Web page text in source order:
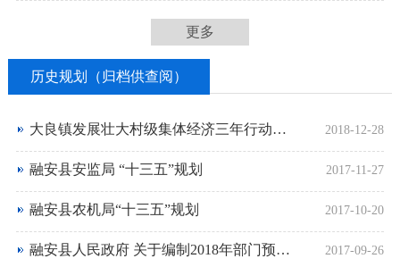
更多
历史规划（归档供查阅）
2018-12-28
大良镇发展壮大村级集体经济三年行动实施计划（2018-2020年）
2017-11-27
融安县安监局 “十三五”规划
2017-10-20
融安县农机局“十三五”规划
2017-09-26
融安县人民政府 关于编制2018年部门预算 及2018-2020年部门中期财政规划的通知